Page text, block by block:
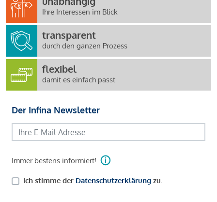
Ihre Interessen im Blick
transparent
durch den ganzen Prozess
flexibel
damit es einfach passt
Der Infina Newsletter
Immer bestens informiert!
Ich stimme der Datenschutzerklärung zu.